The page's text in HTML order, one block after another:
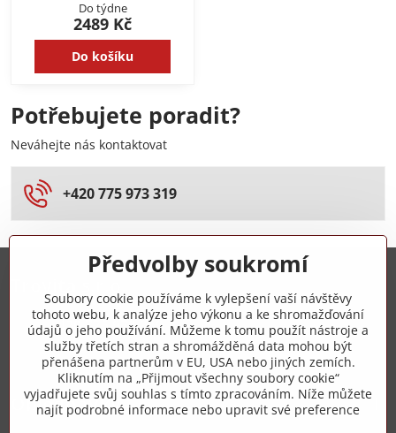
Do týdne
2489 Kč
Do košíku
Potřebujete poradit?
Neváhejte nás kontaktovat
+420 775 973 319
+420 775 973 319
info​@zipzop​.cz
Objednávky
Předvolby soukromí
Soubory cookie používáme k vylepšení vaší návštěvy
tohoto webu, k analýze jeho výkonu a ke shromažďování
údajů o jeho používání. Můžeme k tomu použít nástroje a
služby třetích stran a shromážděná data mohou být
přenášena partnerům v EU, USA nebo jiných zemích.
Kliknutím na „Přijmout všechny soubory cookie“
vyjadřujete svůj souhlas s tímto zpracováním. Níže můžete
najít podrobné informace nebo upravit své preference